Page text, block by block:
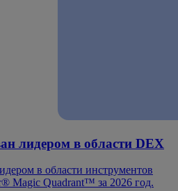
лидером в области DEX
в области инструментов
Magic Quadrant™ за 2026 год.